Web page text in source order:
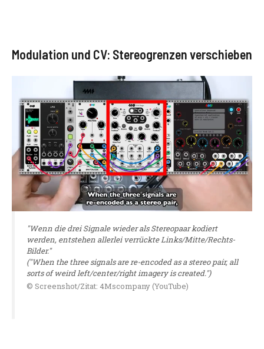
Modulation und CV: Stereogrenzen verschieben
"Wenn die drei Signale wieder als Stereopaar kodiert
werden, entstehen allerlei verrückte Links/Mitte/Rechts-
Bilder."
("When the three signals are re-encoded as a stereo pair, all
sorts of weird left/center/right imagery is created.")
© Screenshot/Zitat: 4Mscompany (YouTube)